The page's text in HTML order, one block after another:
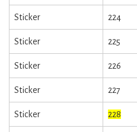
Sticker 224
Sticker 225
Sticker 226
Sticker 227
Sticker 228